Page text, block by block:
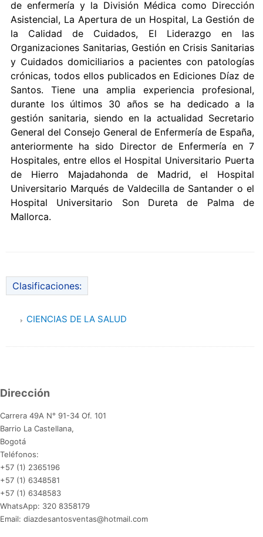
de enfermería y la División Médica como Dirección
Asistencial, La Apertura de un Hospital, La Gestión de
la Calidad de Cuidados, El Liderazgo en las
Organizaciones Sanitarias, Gestión en Crisis Sanitarias
y Cuidados domiciliarios a pacientes con patologías
crónicas, todos ellos publicados en Ediciones Díaz de
Santos. Tiene una amplia experiencia profesional,
durante los últimos 30 años se ha dedicado a la
gestión sanitaria, siendo en la actualidad Secretario
General del Consejo General de Enfermería de España,
anteriormente ha sido Director de Enfermería en 7
Hospitales, entre ellos el Hospital Universitario Puerta
de Hierro Majadahonda de Madrid, el Hospital
Universitario Marqués de Valdecilla de Santander o el
Hospital Universitario Son Dureta de Palma de
Mallorca.
Clasificaciones:
CIENCIAS DE LA SALUD
Dirección
Carrera 49A N° 91-34 Of. 101
Barrio La Castellana,
Bogotá
Teléfonos:
+57 (1) 2365196
+57 (1) 6348581
+57 (1) 6348583
WhatsApp: 320 8358179
Email: diazdesantosventas@hotmail.com